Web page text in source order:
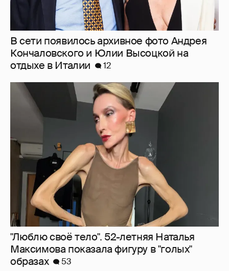
В сети появилось архивное фото Андрея
Кончаловского и Юлии Высоцкой на
отдыхе в Италии
12
"Люблю своё тело". 52-летняя Наталья
Максимова показала фигуру в "голых"
образах
53